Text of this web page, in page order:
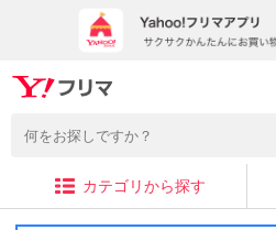
カテゴリから探す